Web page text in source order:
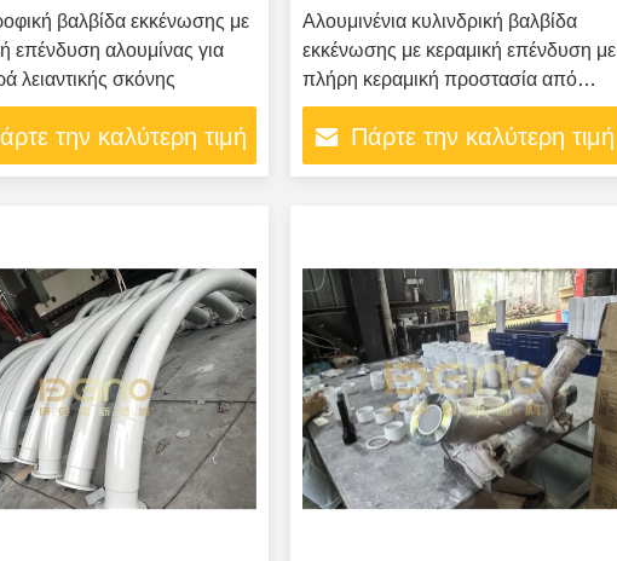
βαλβίδα εκκένωσης με
επένδυση αλουμίνας για
λειαντικής σκόνης
την καλύτερη τιμή
Αλουμινένια κυλινδρική βαλβίδα
εκκένωσης με κεραμική επένδυση με
πλήρη κεραμική προστασία από
φθορά, αντοχή σε υψηλές
θερμοκρασίες και διάβρωση και
μακρά διάρκεια ζωής
Πάρτε την καλύτερη τιμή